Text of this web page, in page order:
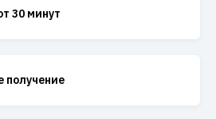
30 минут
получение